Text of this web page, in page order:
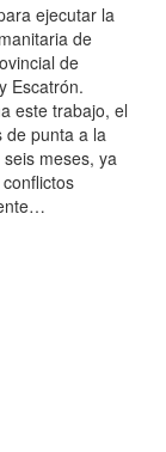
ejecutar la
de
de
Escatrón.
este trabajo, el
de punta a la
meses, ya